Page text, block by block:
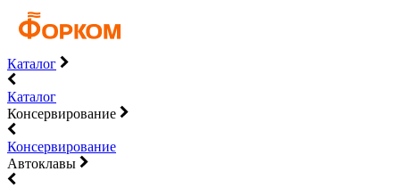
Каталог
Каталог
Консервирование
Консервирование
Автоклавы